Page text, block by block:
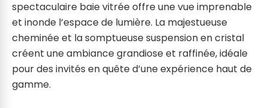
spectaculaire baie vitrée offre une vue imprenable
et inonde l’espace de lumière. La majestueuse
cheminée et la somptueuse suspension en cristal
créent une ambiance grandiose et raffinée, idéale
pour des invités en quête d’une expérience haut de
gamme.